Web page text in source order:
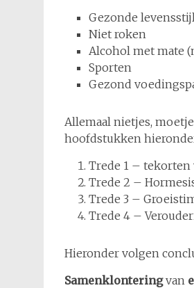
Gezonde
Niet roken
Alcohol met mate
Sporten
Gezond
Allemaal nietjes,
hoofdstukken
Trede 1 –
Trede 2 –
Trede 3 –
Trede 4 –
Hieronder volgen
Samenklonteringvan